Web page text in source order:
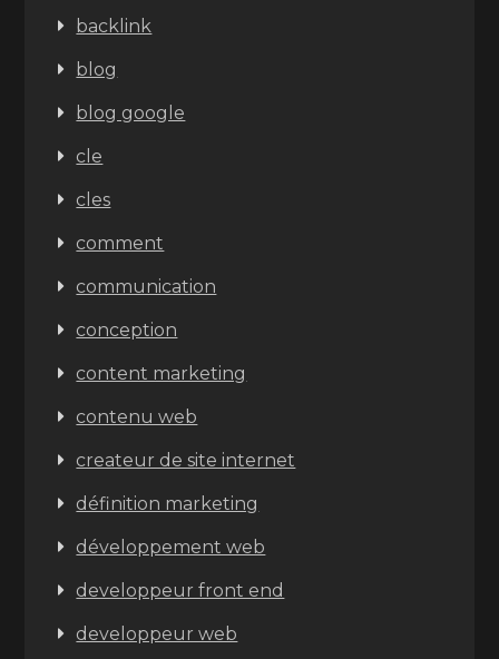
backlink
blog
blog google
cle
cles
comment
communication
conception
content marketing
contenu web
createur de site internet
définition marketing
développement web
developpeur front end
developpeur web